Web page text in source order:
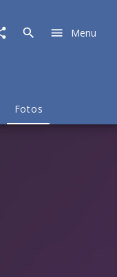
Menu
Fotos